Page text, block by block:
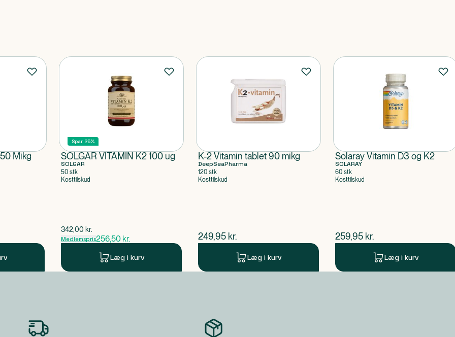
rækkevidde.
og en sund livsstil.
anvendes af gravide
Mikg
Spar 25%
SOLGAR VITAMIN K2 100 ug
SOLGAR
50 stk
Kosttilskud
$gammel pris
342,00 kr.
Medlemspris256,50 kr.
Læg i kurv
K-2 Vitamin tablet 90 mikg
DeepSeaPharma
120 stk
Kosttilskud
$nuværende pris
249,95 kr.
Læg i kurv
Solaray Vitamin D3 og K2
SOLARAY
60 stk
Kosttilskud
$nuværende pris
259,95 kr.
Læg i kurv